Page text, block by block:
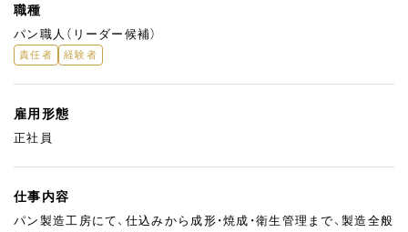
職種
パン職人（リーダー候補）
責任者 経験者
雇用形態
正社員
仕事内容
パン製造工房にて、仕込みから成形・焼成・衛生管理まで、製造全般